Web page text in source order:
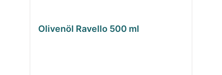
Olivenöl Ravello 500 ml